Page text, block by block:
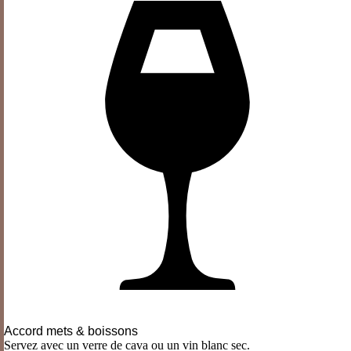
Accord mets & boissons
Servez avec un verre de cava ou un vin blanc sec.